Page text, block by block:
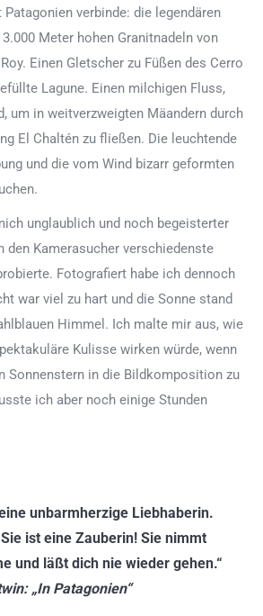
verbinde: die legendären
Meter hohen Granitnadeln von
Einen Gletscher zu Füßen des Cerro
Lagune. Einen milchigen Fluss,
um in weitverzweigten Mäandern durch
El Chaltén zu fließen. Die leuchtende
und die vom Wind bizarr geformten
unglaublich und noch begeisterter
den Kamerasucher verschiedenste
Fotografiert habe ich dennoch
war viel zu hart und die Sonne stand
Himmel. Ich malte mir aus, wie
Kulisse wirken würde, wenn
Sonnenstern in die Bildkomposition zu
ich aber noch einige Stunden
unbarmherzige Liebhaberin.
ist eine Zauberin! Sie nimmt
und läßt dich nie wieder gehen.“
„In Patagonien“